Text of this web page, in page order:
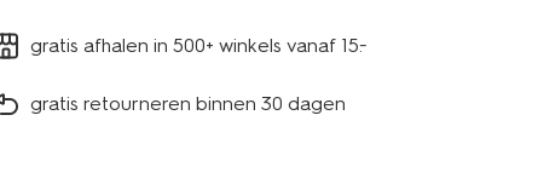
gratis afhalen in 500+ winkels vanaf 15.-
gratis retourneren binnen 30 dagen